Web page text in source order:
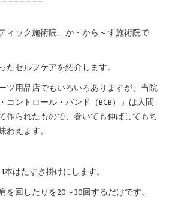
ィック施術院、か・から～ず施術院で
セルフケアを紹介します。
ツ用品店でもいろいろありますが、当院
コントロール・バンド（BCB）」は人間
作られたもので、巻いても伸ばしてもち
わえます。
はたすき掛けにします。
を回したりを20～30回するだけです。